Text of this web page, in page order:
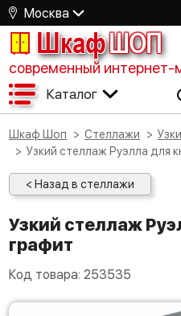
Москва
ШкафШОП
современный интернет-
Каталог
Шкаф Шоп Стеллажи
Узкий стеллаж Руэлла для
< Назад в стеллажи
Узкий стеллаж Руэлла для книг
графит
Код товара: 253535